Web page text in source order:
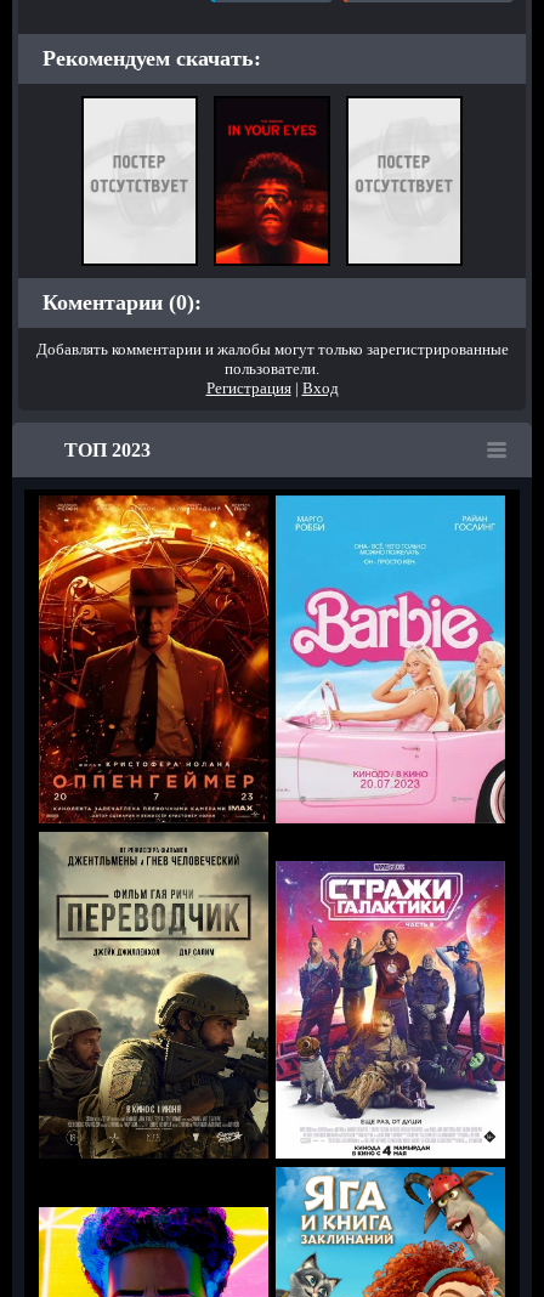
Рекомендуем скачать:
Коментарии (0):
Добавлять комментарии и жалобы могут только зарегистрированные
пользователи.
Регистрация| Вход
ТОП 2023